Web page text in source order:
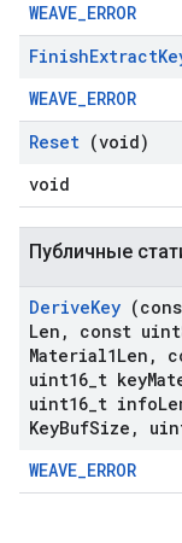
WEAVE_ERROR
FinishExtract
WEAVE_ERROR
Reset (void)
void
Публичные
DeriveKey
Len , const
Material1Len ,
uint16 t key
uint16 t info
KeyBufSize ,
WEAVE_ERROR